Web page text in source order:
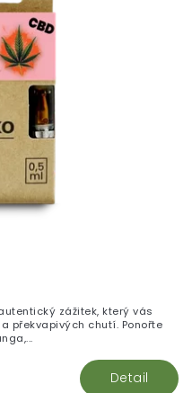
Detail
zážitek, který vás
překvapivých chutí. Ponořte